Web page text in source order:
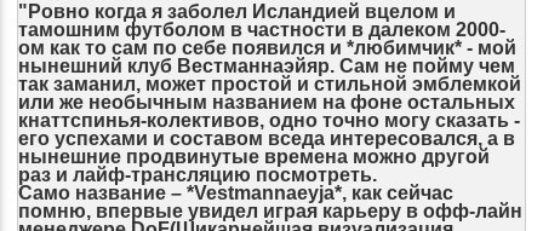
"Ровно когда я заболел Исландией вцелом и
тамошним футболом в частности в далеком 2000-
ом как то сам по себе появился и *любимчик* - мой
нынешний клуб Вестманнаэйяр. Сам не пойму чем
так заманил, может простой и стильной эмблемкой
или же необычным названием на фоне остальных
кнаттспинья-колективов, одно точно могу сказать -
его успехами и составом вседа интересовался, а в
нынешние продвинутые времена можно другой
раз и лайф-трансляцию посмотреть.
Само название – *Vestmannaeyja*, как сейчас
помню, впервые увидел играя карьеру в офф-лайн